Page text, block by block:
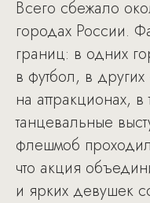
Всего сбежало
городах России.
границ: в одних
в футбол, в
на аттракционах,
танцевальные
флешмоб
что акция
и ярких девушек